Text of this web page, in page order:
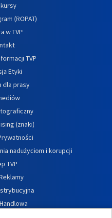
(ROPAT)
w TVP
TVP
Etyki
dla prasy
(znaki)
nadużyciom i korupcji
TVP